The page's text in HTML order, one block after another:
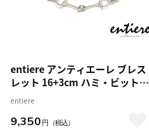
entiere アンティエーレ ブレス
レット 16+3cm ハミ・ビットチ
ェーン シルバー925 ロジウムメ
ダーレス
entiere
9,350 円 （税込）